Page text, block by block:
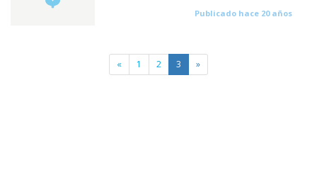
Publicado hace 20 años
« 1 2 3 »